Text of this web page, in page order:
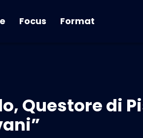
Focus Format
Questore di